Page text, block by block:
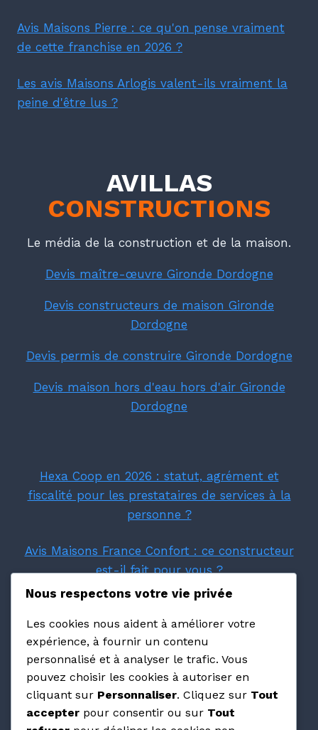
Avis Maisons Pierre : ce qu'on pense vraiment
de cette franchise en 2026 ?
Les avis Maisons Arlogis valent-ils vraiment la
peine d'être lus ?
AVILLAS
CONSTRUCTIONS
Le média de la construction et de la maison.
Devis maître-œuvre Gironde Dordogne
Devis constructeurs de maison Gironde
Dordogne
Devis permis de construire Gironde Dordogne
Devis maison hors d'eau hors d'air Gironde
Dordogne
Hexa Coop en 2026 : statut, agrément et
fiscalité pour les prestataires de services à la
personne ?
Avis Maisons France Confort : ce constructeur
est-il fait pour vous ?
ce constructeur PACA
Avis Maisons Pierre : ce qu'on pense vraiment
de cette franchise en 2026 ?
Les avis Maisons Arlogis valent-ils vraiment la
Nous respectons votre vie privée
Les cookies nous aident à améliorer votre
expérience, à fournir un contenu
personnalisé et à analyser le trafic. Vous
pouvez choisir les cookies à autoriser en
cliquant sur Personnaliser. Cliquez sur Tout
accepter pour consentir ou sur Tout